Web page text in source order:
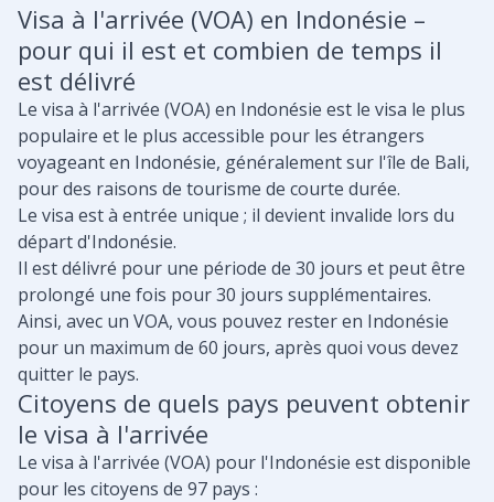
Visa à l'arrivée (VOA) en Indonésie –
pour qui il est et combien de temps il
est délivré
Le visa à l'arrivée (VOA) en Indonésie est le visa le plus
populaire et le plus accessible pour les étrangers
voyageant en Indonésie, généralement sur l'île de Bali,
pour des raisons de tourisme de courte durée.
Le visa est à entrée unique ; il devient invalide lors du
départ d'Indonésie.
Il est délivré pour une période de 30 jours et peut être
prolongé une fois pour 30 jours supplémentaires.
Ainsi, avec un VOA, vous pouvez rester en Indonésie
pour un maximum de 60 jours, après quoi vous devez
quitter le pays.
Citoyens de quels pays peuvent obtenir
le visa à l'arrivée
Le visa à l'arrivée (VOA) pour l'Indonésie est disponible
pour les citoyens de 97 pays :